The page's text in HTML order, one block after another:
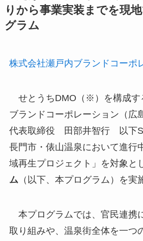
りから事業実装までを現
グラム
株式会社瀬戸内ブランドコーポ
せとうちDMO（※）を構成す
ブランドコーポレーション（
代表取締役 田部井智行 以下
長門市・俵山温泉において進行
域再生プロジェクト」を対象と
ム（以下、本プログラム）を実
本プログラムでは、官民連携
取り組みや、温泉街全体を一つ